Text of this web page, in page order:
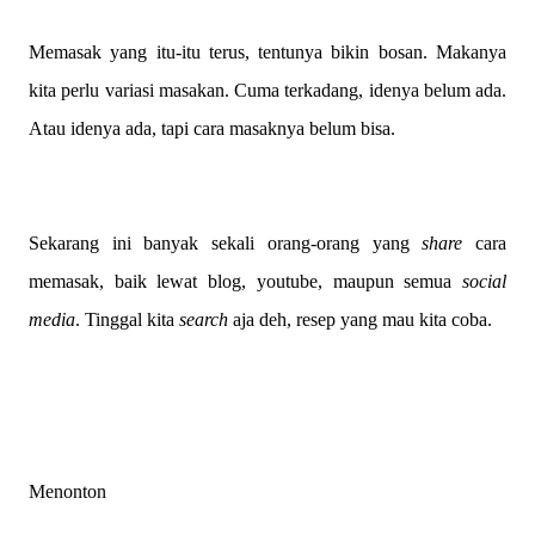
Memasak yang itu-itu terus, tentunya bikin bosan. Makanya
kita perlu variasi masakan. Cuma terkadang, idenya belum ada.
Atau idenya ada, tapi cara masaknya belum bisa.
Sekarang ini banyak sekali orang-orang yangshare cara
memasak, baik lewat blog, youtube, maupun semua social
media. Tinggal kita search aja deh, resep yang mau kita coba.
Menonton